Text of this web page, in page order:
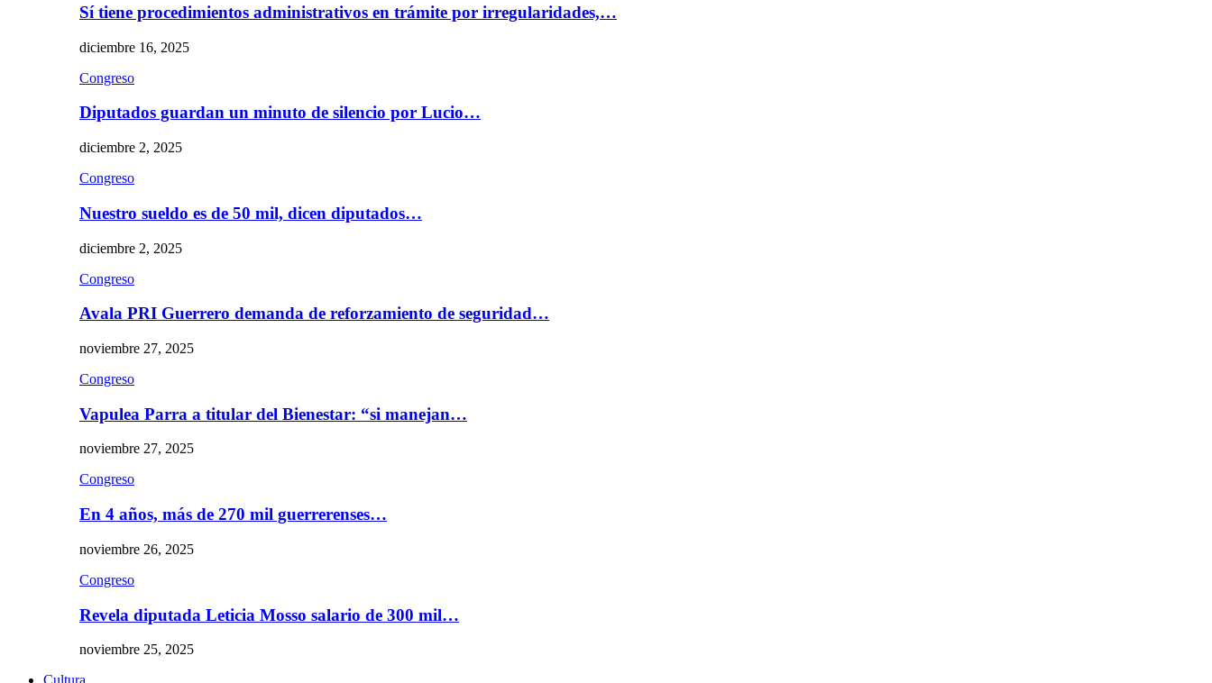
Sí tiene procedimientos administrativos en trámite por irregularidades,…
diciembre 16, 2025
Congreso
Diputados guardan un minuto de silencio por Lucio…
diciembre 2, 2025
Congreso
Nuestro sueldo es de 50 mil, dicen diputados…
diciembre 2, 2025
Congreso
Avala PRI Guerrero demanda de reforzamiento de seguridad…
noviembre 27, 2025
Congreso
Vapulea Parra a titular del Bienestar: “si manejan…
noviembre 27, 2025
Congreso
En 4 años, más de 270 mil guerrerenses…
noviembre 26, 2025
Congreso
Revela diputada Leticia Mosso salario de 300 mil…
noviembre 25, 2025